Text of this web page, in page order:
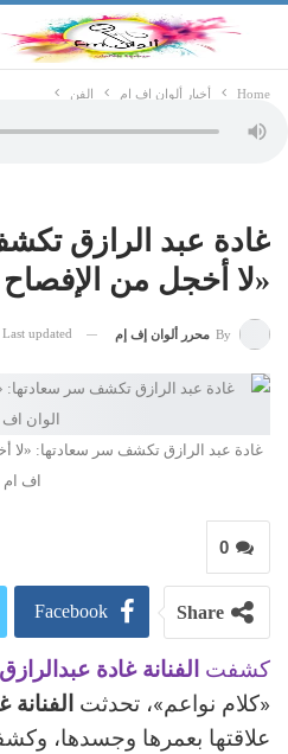
Home أخبار ألوان اف ام الفن
غادة عبد الرازق
«لا أخجل من
By محرر ألوان إف إم Last updated
غادة عبد الرازق تكشف سر سعادتها: «لا
اف ام
0
Share
Facebook
Google+
WhatsApp
Pinterest
كشفت الفنانة غادة عبدالرازق
«كلام نواعم»، تحدثت
علاقتها بعمرها وجسدها،